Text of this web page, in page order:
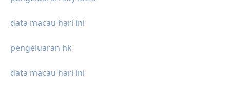
data macau hari ini
pengeluaran hk
data macau hari ini